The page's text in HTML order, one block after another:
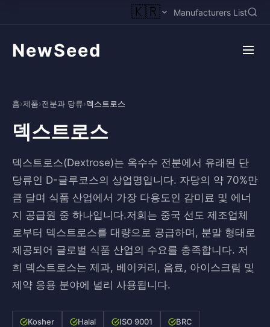
🇰🇷 Manufacturers List
NewSeed
홈›제품›전분과 당류›덱스트로스
덱스트로스
덱스트로스(Dextrose)는 옥수수 전분에서 유래된 단
당류인 D-글루코스의 상업명입니다. 자당의 약 70%만
큼 달며 식품 산업에서 가장 다용도인 감미료 및 에너
지 공급원 중 하나입니다.저희는 중국 선도 제조업체
로부터 덱스트로스를 대량으로 공급하며, 분말 형태로
제공되어 글로벌 식품 산업의 수요를 충족합니다. 저
희 덱스트로스는 제과, 베이커리, 음료, 아이스크림 및
제약 응용 분야에 널리 사용됩니다.
Kosher Halal ISO 9001 BRC